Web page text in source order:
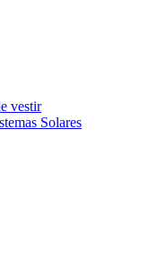
vestir
Solares